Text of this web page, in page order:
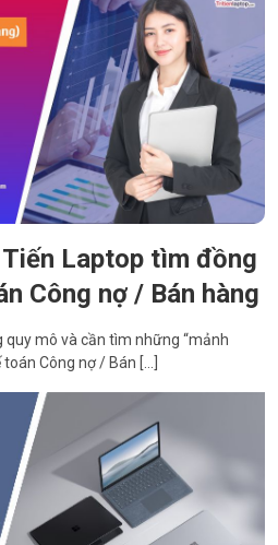
Laptop tìm đồng
Công nợ / Bán hàng
mô và cần tìm những “mảnh
Công nợ / Bán […]